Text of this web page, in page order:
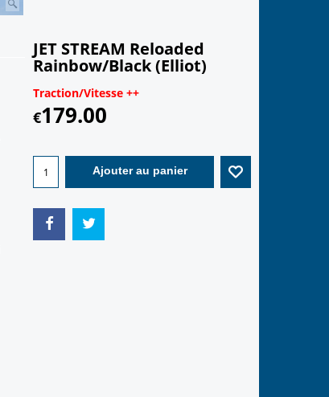
JET STREAM Reloaded
Rainbow/Black (Elliot)
Traction/Vitesse ++
€179.00
Ajouter au panier